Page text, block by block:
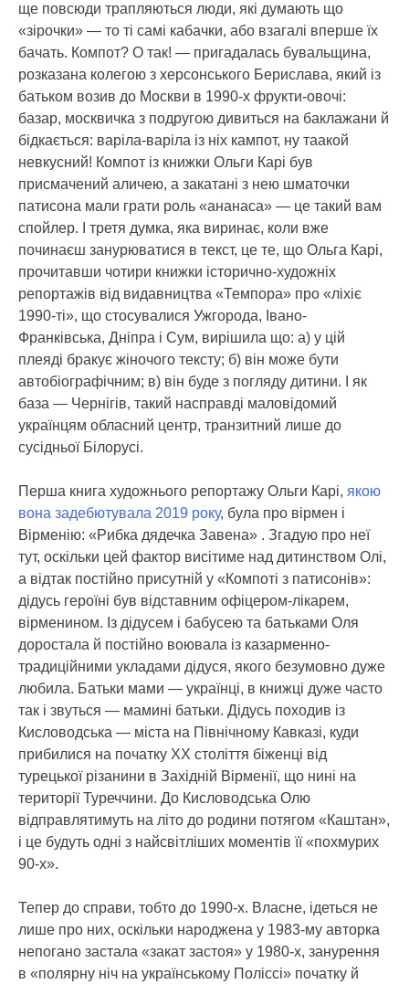
ще повсюди трапляються люди, які думають що
«зірочки» — то ті самі кабачки, або взагалі вперше їх
бачать. Компот? О так! — пригадалась бувальщина,
розказана колегою з херсонського Берислава, який із
батьком возив до Москви в 1990-х фрукти-овочі:
базар, москвичка з подругою дивиться на баклажани й
бідкається: варіла-варіла із ніх кампот, ну таакой
невкусний! Компот із книжки Ольги Карі був
присмачений аличею, а закатані з нею шматочки
патисона мали грати роль «ананаса» — це такий вам
спойлер. І третя думка, яка виринає, коли вже
починаєш занурюватися в текст, це те, що Ольга Карі,
прочитавши чотири книжки історично-художніх
репортажів від видавництва «Темпора» про «ліхіє
1990-ті», що стосувалися Ужгорода, Івано-
Франківська, Дніпра і Сум, вирішила що: а) у цій
плеяді бракує жіночого тексту; б) він може бути
автобіографічним; в) він буде з погляду дитини. І як
база — Чернігів, такий насправді маловідомий
українцям обласний центр, транзитний лише до
сусідньої Білорусі.
Перша книга художнього репортажу Ольги Карі, якою
вона задебютувала 2019 року, була про вірмен і
Вірменію: «Рибка дядечка Завена» . Згадую про неї
тут, оскільки цей фактор висітиме над дитинством Олі,
а відтак постійно присутній у «Компоті з патисонів»:
дідусь героїні був відставним офіцером-лікарем,
вірменином. Із дідусем і бабусею та батьками Оля
доростала й постійно воювала із казарменно-
традиційними укладами дідуся, якого безумовно дуже
любила. Батьки мами — українці, в книжці дуже часто
так і звуться — мамині батьки. Дідусь походив із
Кисловодська — міста на Північному Кавказі, куди
прибилися на початку ХХ століття біженці від
турецької різанини в Західній Вірменії, що нині на
території Туреччини. До Кисловодська Олю
відправлятимуть на літо до родини потягом «Каштан»,
і це будуть одні з найсвітліших моментів її «похмурих
90-х».
Тепер до справи, тобто до 1990-х. Власне, ідеться не
лише про них, оскільки народжена у 1983-му авторка
непогано застала «закат застоя» у 1980-х, занурення
в «полярну ніч на українському Поліссі» початку й